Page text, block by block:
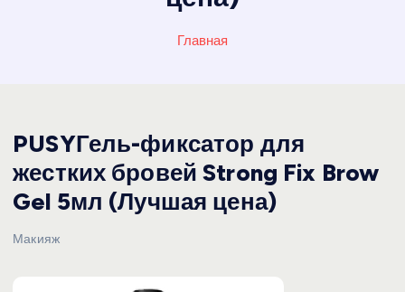
Главная
PUSYГель-фиксатор для
жестких бровей Strong Fix Brow
Gel 5мл (Лучшая цена)
Макияж